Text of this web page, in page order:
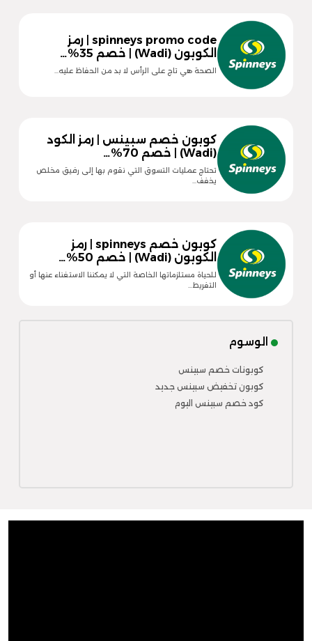
spinneys promo code | رمز
الكوبون (Wadi) | خصم 35%…
الصحة هي تاج على الرأس لا بد من الحفاظ عليه…
كوبون خصم سبينس | رمز الكود
(Wadi) | خصم 70%…
تحتاج عمليات التسوق التي نقوم بها إلى رفيق مخلص
يخفف…
كوبون خصم spinneys | رمز
الكوبون (Wadi) | خصم 50%…
للحياة مستلزماتها الخاصة التي لا يمكننا الاستغناء عنها أو
التفريط…
الوسوم
كوبونات خصم سبينس
كوبون تخفيض سبينس جديد
كود خصم سبينس اليوم